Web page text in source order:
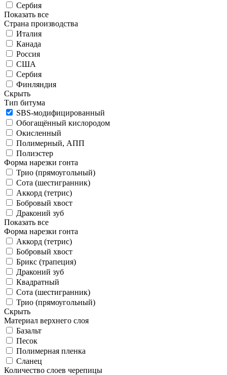
Сербия
Показать все
Страна производства
Италия
Канада
Россия
США
Сербия
Финляндия
Скрыть
Тип битума
SBS-модифицированный
Обогащённый кислородом
Окисленный
Полимерный, АПП
Полиэстер
Форма нарезки гонта
Трио (прямоугольный)
Сота (шестигранник)
Аккорд (тетрис)
Бобровый хвост
Драконий зуб
Показать все
Форма нарезки гонта
Аккорд (тетрис)
Бобровый хвост
Брикс (трапеция)
Драконий зуб
Квадратный
Сота (шестигранник)
Трио (прямоугольный)
Скрыть
Материал верхнего слоя
Базальт
Песок
Полимерная пленка
Сланец
Количество слоев черепицы